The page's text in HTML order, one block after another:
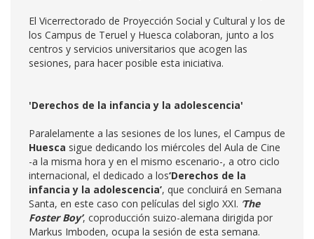
El Vicerrectorado de Proyección Social y Cultural y los de
los Campus de Teruel y Huesca colaboran, junto a los
centros y servicios universitarios que acogen las
sesiones, para hacer posible esta iniciativa.
'Derechos de la infancia y la adolescencia'
Paralelamente a las sesiones de los lunes, el Campus de
Huesca sigue dedicando los miércoles del Aula de Cine
-a la misma hora y en el mismo escenario-, a otro ciclo
internacional, el dedicado a los‘Derechos de la
infancia y la adolescencia’, que concluirá en Semana
Santa, en este caso con películas del siglo XXI. The
Foster Boy’, coproducción suizo-alemana dirigida por
Markus Imboden, ocupa la sesión de esta semana.